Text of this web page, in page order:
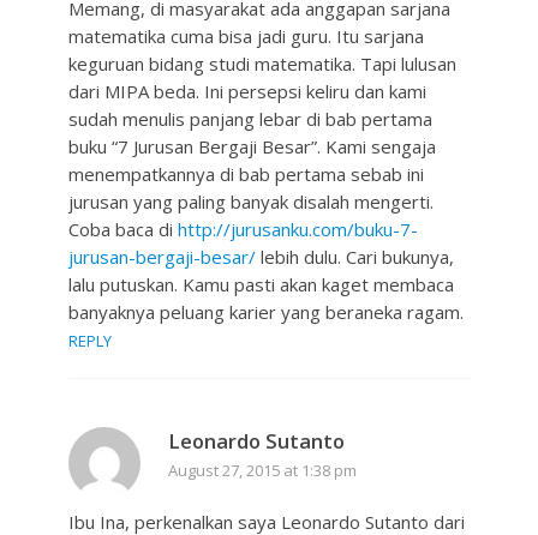
Memang, di masyarakat ada anggapan sarjana
matematika cuma bisa jadi guru. Itu sarjana
keguruan bidang studi matematika. Tapi lulusan
dari MIPA beda. Ini persepsi keliru dan kami
sudah menulis panjang lebar di bab pertama
buku “7 Jurusan Bergaji Besar”. Kami sengaja
menempatkannya di bab pertama sebab ini
jurusan yang paling banyak disalah mengerti.
Coba baca di http://jurusanku.com/buku-7-
jurusan-bergaji-besar/lebih dulu. Cari bukunya,
lalu putuskan. Kamu pasti akan kaget membaca
banyaknya peluang karier yang beraneka ragam.
REPLY
Leonardo Sutanto
August 27, 2015 at 1:38 pm
Ibu Ina, perkenalkan saya Leonardo Sutanto dari